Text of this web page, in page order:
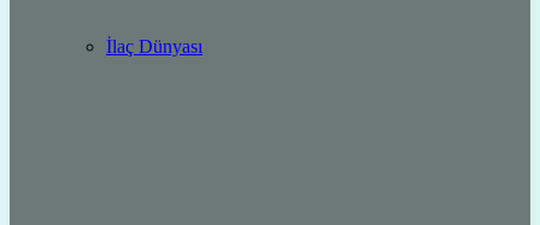
İlaç Dünyası